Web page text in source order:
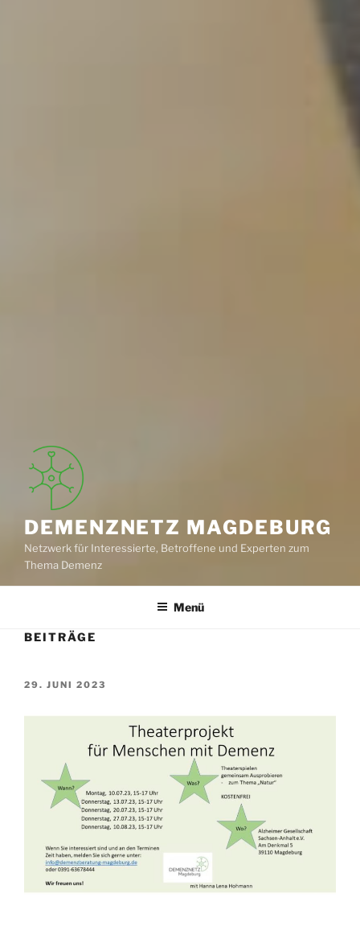
DEMENZNETZ MAGDEBURG
Netzwerk für Interessierte, Betroffene und Experten zum
Thema Demenz
Menü
BEITRÄGE
VERÖFFENTLICHT
29. JUNI 2023